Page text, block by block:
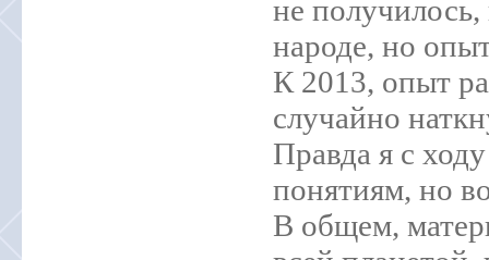
не получилось,
народе, но
К 2013, опыт
случайно
Правда я с
понятиям, но
В общем,